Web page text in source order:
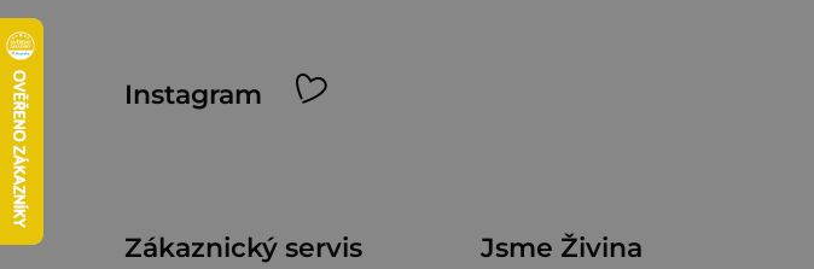
Z
á
p
a
Instagram
Zákaznický servis Jsme Živina